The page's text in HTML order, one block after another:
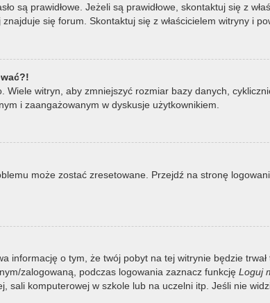
są prawidłowe. Jeżeli są prawidłowe, skontaktuj się z
się forum. Skontaktuj się z właścicielem witryny i
witryn, aby zmniejszyć rozmiar bazy danych,
i zaangażowanym w dyskusje użytkownikiem.
może zostać zresetowane. Przejdź na stronę
informację o tym, że twój pobyt na tej witrynie będzie
zalogowaną, podczas logowania zaznacz funkcję Loguj
komputerowej w szkole lub na uczelni itp. Jeśli nie